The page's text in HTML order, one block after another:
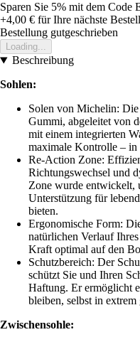
Sparen Sie 5% mit dem Code
+4,00 € für Ihre nächste
Bestellung gutgeschrieben
Loading...
Beschreibung
Sohlen:
Solen von Michelin:
Gummi, abgeleitet von
mit einem integrierten
maximale Kontrolle – in
Re-Action Zone:
Richtungswechsel und
Zone wurde entwickelt,
Unterstützung für
bieten.
Ergonomische Form:
natürlichen Verlauf Ihres
Kraft optimal auf den
Schutzbereich: Der
schützt Sie und Ihren
Haftung. Er ermöglicht
bleiben, selbst in
Zwischensohle: